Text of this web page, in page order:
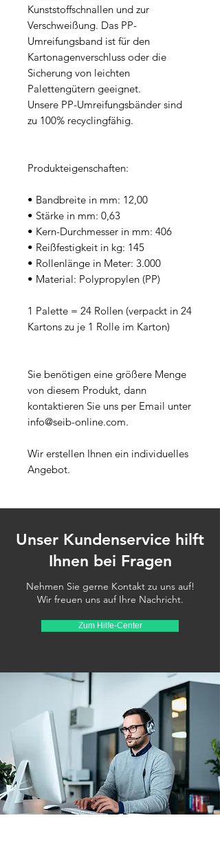
Kunststoffschnallen und zur
Verschweißung. Das PP-
Umreifungsband ist für den
Kartonagenverschluss oder die
Sicherung von leichten
Palettengütern geeignet.
Unsere PP-Umreifungsbänder sind
zu 100% recyclingfähig.
Produkteigenschaften:
• Bandbreite in mm: 12,00
• Stärke in mm: 0,63
• Kern-Durchmesser in mm: 406
• Reißfestigkeit in kg: 145
• Rollenlänge in Meter: 3.000
• Material: Polypropylen (PP)
1 Palette = 24 Rollen (verpackt in 24
Kartons zu je 1 Rolle im Karton)
Sie benötigen eine größere Menge
von diesem Produkt, dann
kontaktieren Sie uns per Email unter
info@seib-online.com.
Wir erstellen Ihnen ein individuelles
Angebot.
Unser Kundenservice hilft
Ihnen bei Fragen
Nehmen Sie gerne Kontakt zu uns auf!
Wir freuen uns auf Ihre Nachricht.
Zum Hilfe-Center